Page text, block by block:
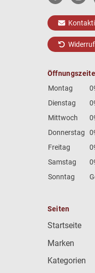
Montag
Dienstag
Mittwoch
Donnerstag
Freitag
Samstag
Sonntag
Seiten
Startseite
Marken
Kategorien